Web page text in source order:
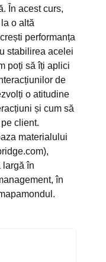
În acest curs,
o altă
performanța
stabilirea acelei
poți să îți aplici
de
o atitudine
și cum să
client.
materialului
largă în
în